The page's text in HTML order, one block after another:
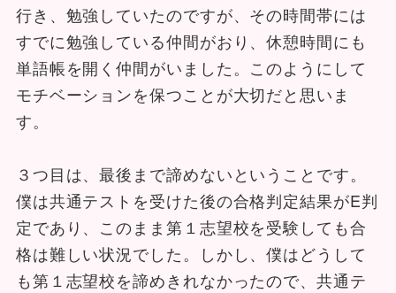
行き、勉強していたのですが、その時間帯には
すでに勉強している仲間がおり、休憩時間にも
単語帳を開く仲間がいました。このようにして
モチベーションを保つことが大切だと思いま
す。
３つ目は、最後まで諦めないということです。
僕は共通テストを受けた後の合格判定結果がE判
定であり、このまま第１志望校を受験しても合
格は難しい状況でした。しかし、僕はどうして
も第１志望校を諦めきれなかったので、共通テ